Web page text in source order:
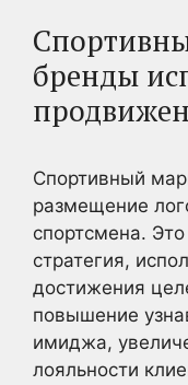
бренды
Спортивный
размещение
спортсмена.
стратегия,
достижения
повышение
имиджа,
лояльности